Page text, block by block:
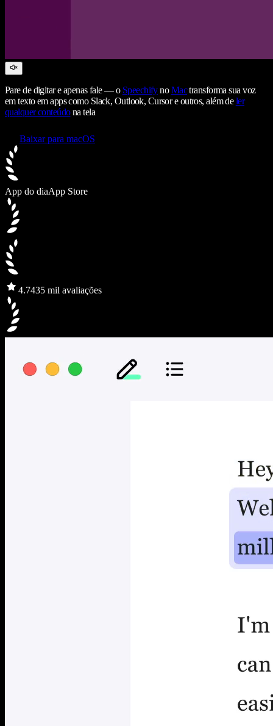
Pare de digitar e apenas fale — o SpeechifynoMactransforma sua voz
em texto em apps como Slack, Outlook, Cursor e outros, além deler
qualquer conteúdona tela
Baixar para macOS
App do diaApp Store
4.7435 mil avaliações